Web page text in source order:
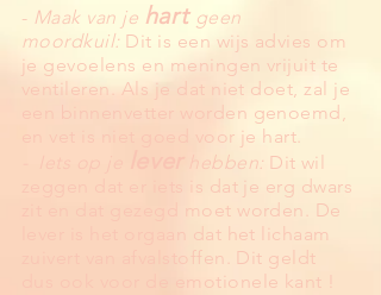
- Maak van je hart geen
moordkuil: Dit is een wijs advies om
je gevoelens en meningen vrijuit te
ventileren. Als je dat niet doet, zal je
een binnenvetter worden genoemd,
en vet is niet goed voor je hart.
hebben: Dit wil
zeggen dat er iets is dat je erg dwars
zit en dat gezegd moet worden. De
lever is het orgaan dat het lichaam
zuivert van afvalstoffen. Dit geldt
dus ook voor de emotionele kant !